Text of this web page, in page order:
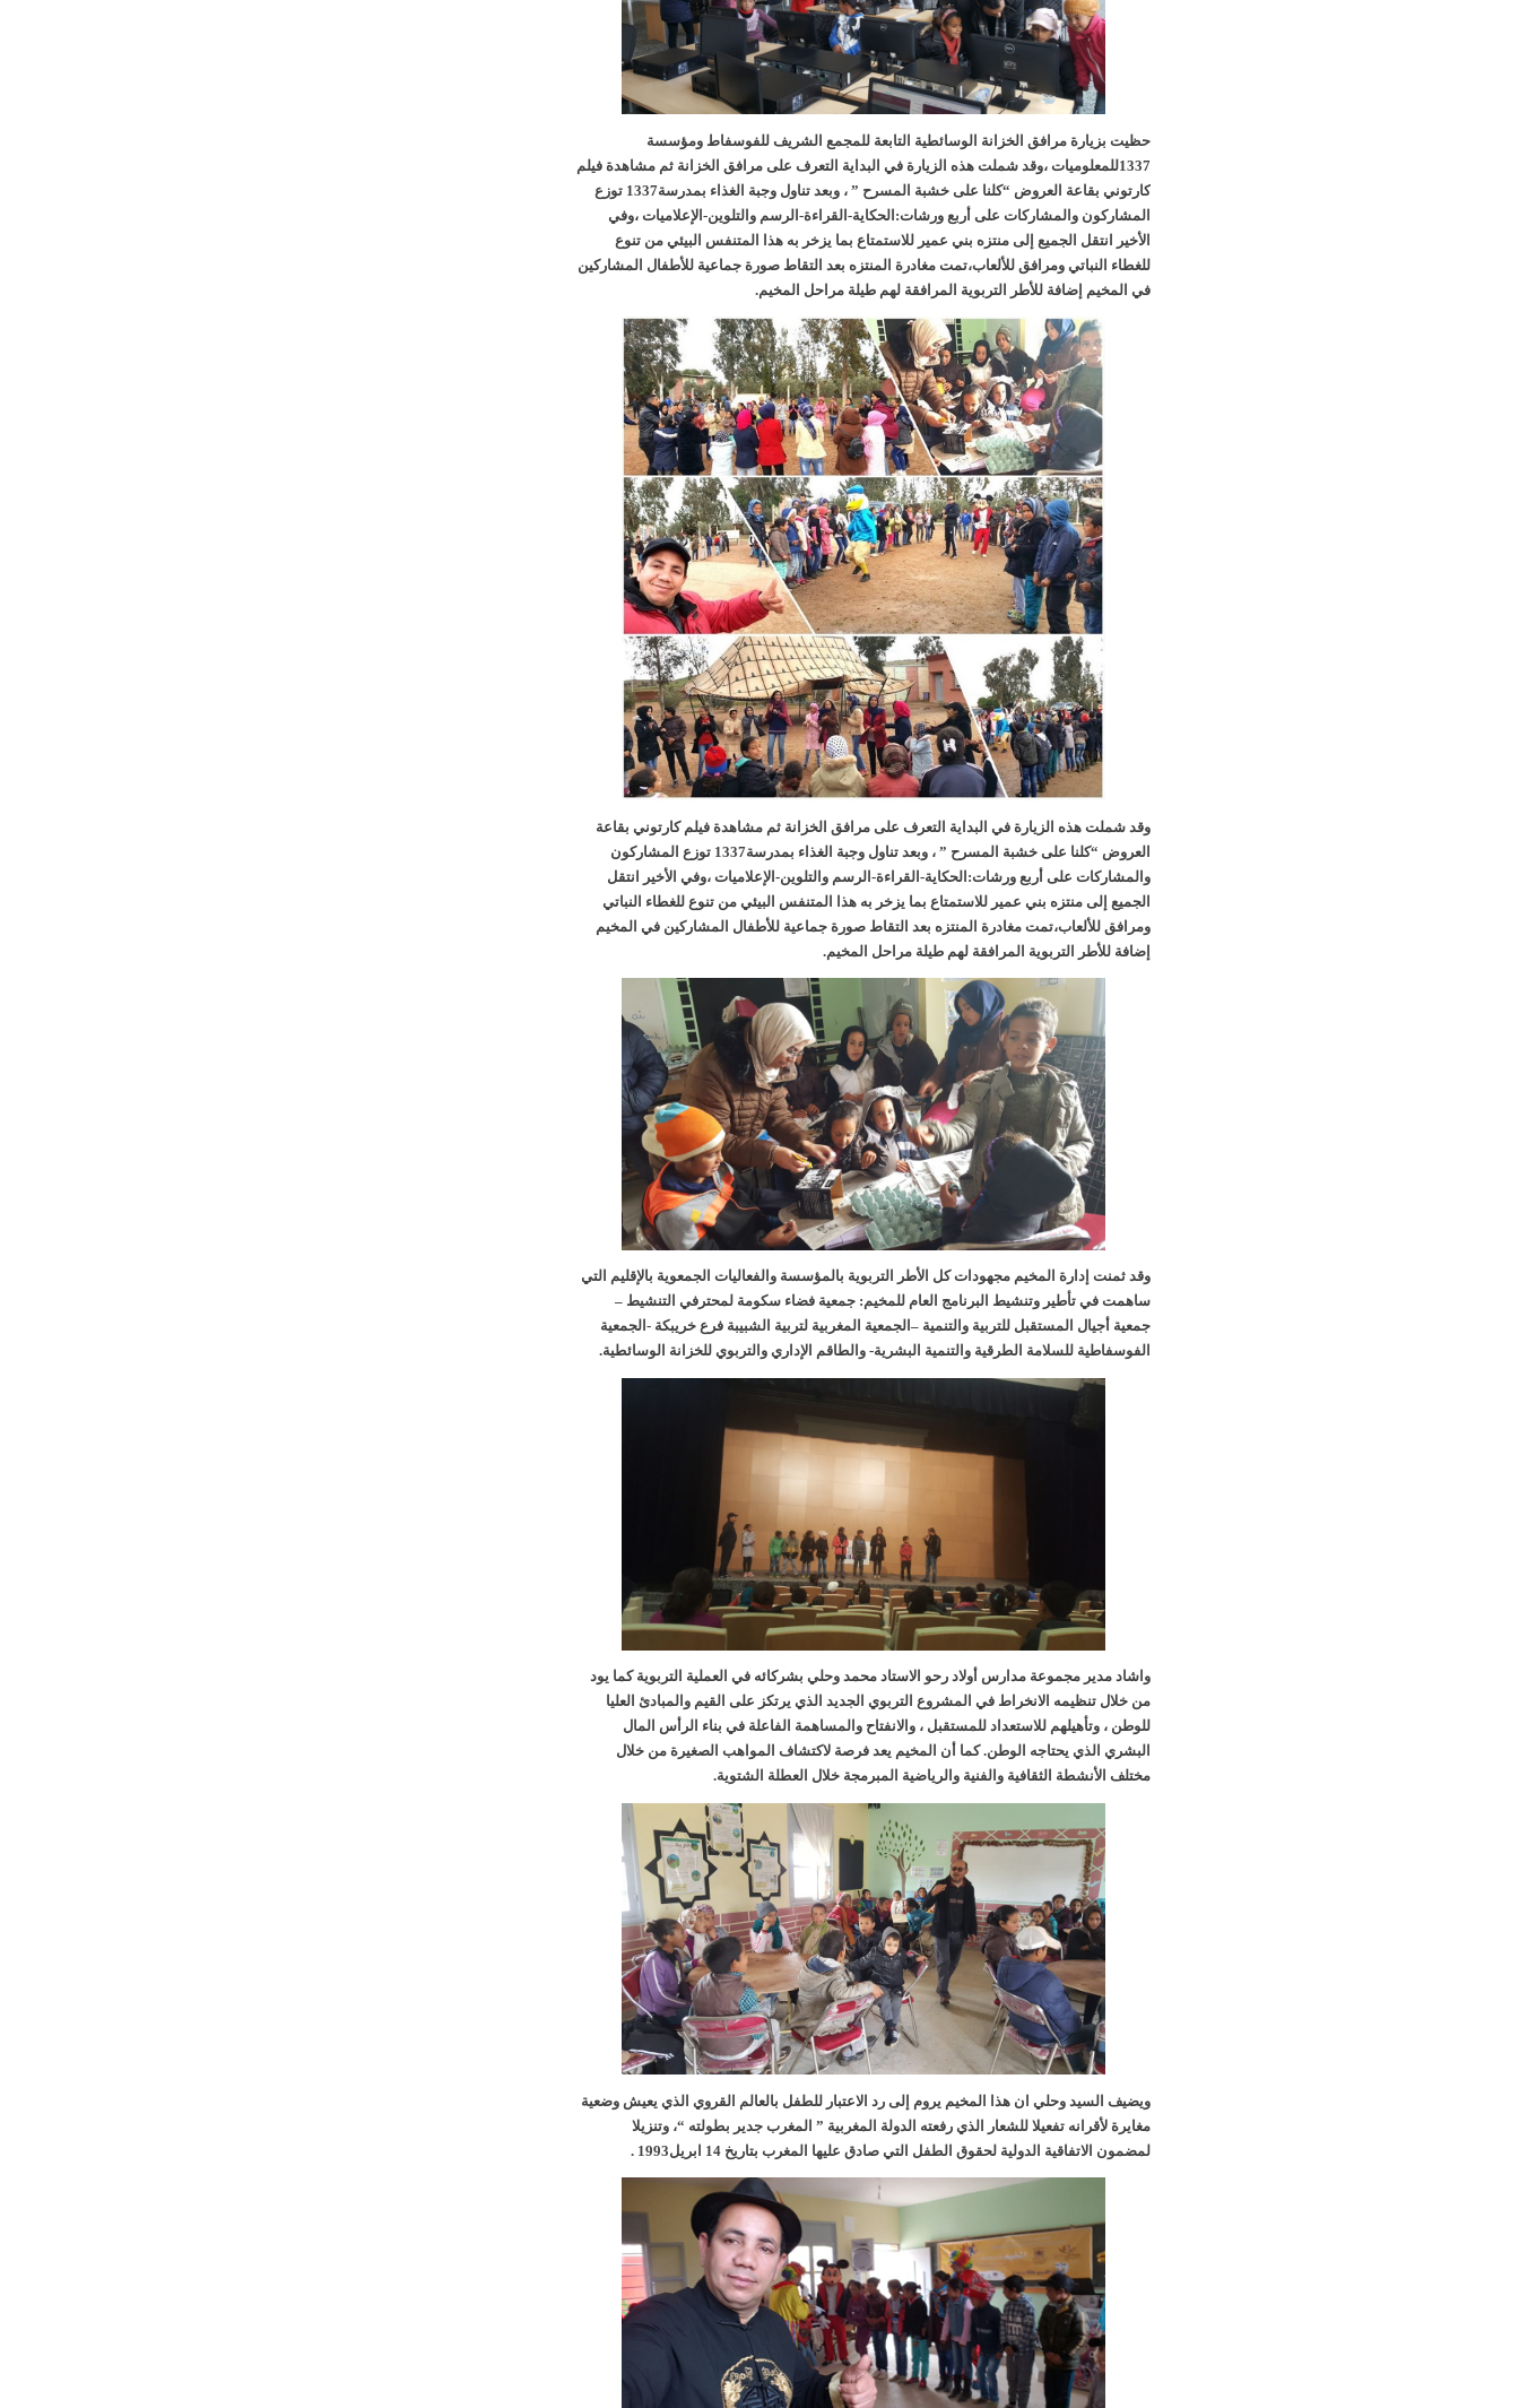
حظيت بزيارة مرافق الخزانة الوسائطية التابعة للمجمع الشريف للفوسفاط ومؤسسة
1337للمعلوميات ،وقد شملت هذه الزيارة في البداية التعرف على مرافق الخزانة ثم مشاهدة فيلم
كارتوني بقاعة العروض “كلنا على خشبة المسرح ” ، وبعد تناول وجبة الغذاء بمدرسة1337 توزع
المشاركون والمشاركات على أربع ورشات:الحكاية-القراءة-الرسم والتلوين-الإعلاميات ،وفي
الأخير انتقل الجميع إلى منتزه بني عمير للاستمتاع بما يزخر به هذا المتنفس البيئي من تنوع
للغطاء النباتي ومرافق للألعاب،تمت مغادرة المنتزه بعد التقاط صورة جماعية للأطفال المشاركين
في المخيم إضافة للأطر التربوية المرافقة لهم طيلة مراحل المخيم.
وقد شملت هذه الزيارة في البداية التعرف على مرافق الخزانة ثم مشاهدة فيلم كارتوني بقاعة
العروض “كلنا على خشبة المسرح ” ، وبعد تناول وجبة الغذاء بمدرسة1337 توزع المشاركون
والمشاركات على أربع ورشات:الحكاية-القراءة-الرسم والتلوين-الإعلاميات ،وفي الأخير انتقل
الجميع إلى منتزه بني عمير للاستمتاع بما يزخر به هذا المتنفس البيئي من تنوع للغطاء النباتي
ومرافق للألعاب،تمت مغادرة المنتزه بعد التقاط صورة جماعية للأطفال المشاركين في المخيم
إضافة للأطر التربوية المرافقة لهم طيلة مراحل المخيم.
وقد ثمنت إدارة المخيم مجهودات كل الأطر التربوية بالمؤسسة والفعاليات الجمعوية بالإقليم التي
ساهمت في تأطير وتنشيط البرنامج العام للمخيم: جمعية فضاء سكومة لمحترفي التنشيط –
جمعية أجيال المستقبل للتربية والتنمية –الجمعية المغربية لتربية الشبيبة فرع خريبكة -الجمعية
الفوسفاطية للسلامة الطرقية والتنمية البشرية- والطاقم الإداري والتربوي للخزانة الوسائطية.
واشاد مدير مجموعة مدارس أولاد رحو الاستاد محمد وحلي بشركائه في العملية التربوية كما يود
من خلال تنظيمه الانخراط في المشروع التربوي الجديد الذي يرتكز على القيم والمبادئ العليا
للوطن ، وتأهيلهم للاستعداد للمستقبل ، والانفتاح والمساهمة الفاعلة في بناء الرأس المال
البشري الذي يحتاجه الوطن. كما أن المخيم يعد فرصة لاكتشاف المواهب الصغيرة من خلال
مختلف الأنشطة الثقافية والفنية والرياضية المبرمجة خلال العطلة الشتوية.
ويضيف السيد وحلي ان هذا المخيم يروم إلى رد الاعتبار للطفل بالعالم القروي الذي يعيش وضعية
مغايرة لأقرانه تفعيلا للشعار الذي رفعته الدولة المغربية ” المغرب جدير بطولته “، وتنزيلا
لمضمون الاتفاقية الدولية لحقوق الطفل التي صادق عليها المغرب بتاريخ 14 ابريل1993
.